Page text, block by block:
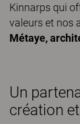
Kinnarps qui
valeurs et nos
Métaye,
Un
création